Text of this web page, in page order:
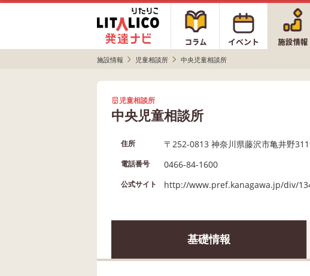
施設情報 児童相談所 中央児童相談所
児童相談所
中央児童相談所
住所 〒252-0813 神奈川県藤沢市亀井野
電話番号 0466-84-1600
公式サイト http://www.pref.kanagawa.jp/div/
基礎情報